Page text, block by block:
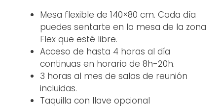
Mesa flexible de 140×80 cm. Cada día
puedes sentarte en la mesa de la zona
Flex que esté libre.
Acceso de hasta 4 horas al día
continuas en horario de 8h-20h.
3 horas al mes de salas de reunión
incluidas.
Taquilla con llave opcional